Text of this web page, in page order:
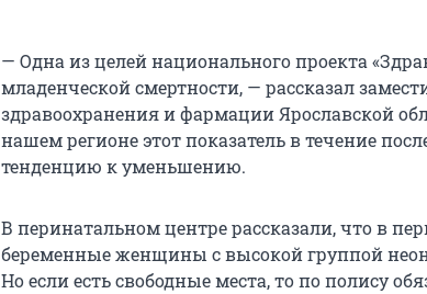
— Одна из целей национального проекта
младенческой смертности, — рассказал
здравоохранения и фармации Ярославской
нашем регионе этот показатель в течение
тенденцию к уменьшению.
В перинатальном центре рассказали, что в
беременные женщины с высокой группой
Но если есть свободные места, то по полису